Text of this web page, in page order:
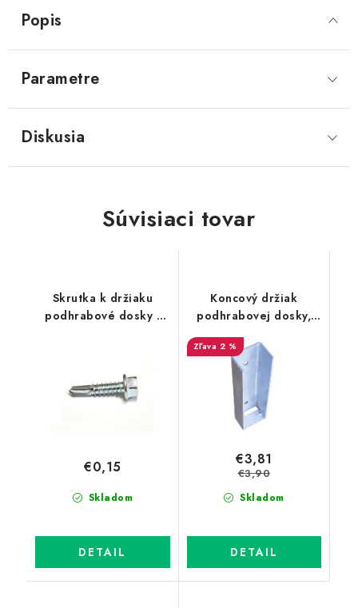
Popis
Parametre
Diskusia
Súvisiaci tovar
Skrutka k držiaku
podhrabové dosky -
Skladom
€0,15
DETAIL
Koncový držiak
podhrabovej dosky,
výška 30 cm - pozink
2 %
Skladom
€3,81
€3,90
DETAIL